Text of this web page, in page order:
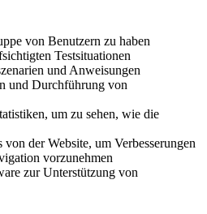
von Benutzern zu haben
Testsituationen
und Anweisungen
und Durchführung von
um zu sehen, wie die
von der Website, um Verbesserungen
vorzunehmen
zur Unterstützung von